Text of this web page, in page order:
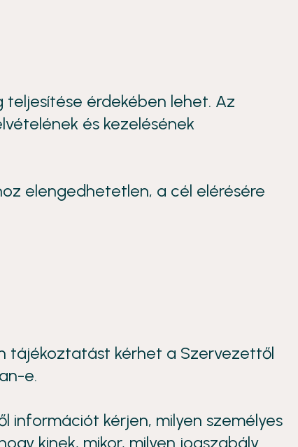
érdekében lehet. Az
és kezelésének
elengedhetetlen, a cél elérésére
tájékoztatást kérhet a Szervezettől
e.
információt kérjen, milyen személyes
kinek, mikor, milyen jogszabály